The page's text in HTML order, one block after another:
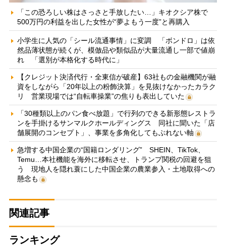
「この恐ろしい株はさっさと手放したい…」キオクシア株で
500万円の利益を出した女性が“夢よもう一度”と再購入
小学生に人気の「シール流通事情」に変調 「ボンドロ」は依
然品薄状態が続くが、模倣品や類似品が大量流通し一部で値崩
れ 「選別が本格化する時代に」
【クレジット決済代行・全東信が破産】63社もの金融機関が融
資をしながら「20年以上の粉飾決算」を見抜けなかったカラク
リ 営業現場では“自転車操業”の焦りも表出していた
「30種類以上のパン食べ放題」で行列のできる新形態レストラ
ンを手掛けるサンマルクホールディングス 同社に聞いた「店
舗展開のコンセプト」、事業を多角化してもぶれない軸
急増する中国企業の“国籍ロンダリング” SHEIN、TikTok、
Temu…本社機能を海外に移転させ、トランプ関税の回避を狙
う 現地人を隠れ蓑にした中国企業の農業参入・土地取得への
懸念も
関連記事
ランキング